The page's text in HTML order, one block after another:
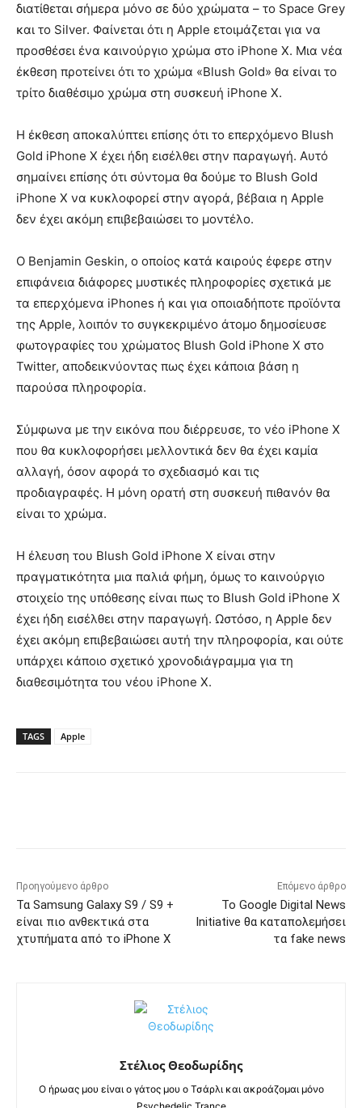
διατίθεται σήμερα μόνο σε δύο χρώματα – το Space Grey
και το Silver. Φαίνεται ότι η Apple ετοιμάζεται για να
προσθέσει ένα καινούργιο χρώμα στο iPhone X. Μια νέα
έκθεση προτείνει ότι το χρώμα «Blush Gold» θα είναι το
τρίτο διαθέσιμο χρώμα στη συσκευή iPhone X.
Η έκθεση αποκαλύπτει επίσης ότι το επερχόμενο Blush
Gold iPhone X έχει ήδη εισέλθει στην παραγωγή. Αυτό
σημαίνει επίσης ότι σύντομα θα δούμε το Blush Gold
iPhone X να κυκλοφορεί στην αγορά, βέβαια η Apple
δεν έχει ακόμη επιβεβαιώσει το μοντέλο.
Ο Benjamin Geskin, ο οποίος κατά καιρούς έφερε στην
επιφάνεια διάφορες μυστικές πληροφορίες σχετικά με
τα επερχόμενα iPhones ή και για οποιαδήποτε προϊόντα
της Apple, λοιπόν το συγκεκριμένο άτομο δημοσίευσε
φωτογραφίες του χρώματος Blush Gold iPhone X στο
Twitter, αποδεικνύοντας πως έχει κάποια βάση η
παρούσα πληροφορία.
Σύμφωνα με την εικόνα που διέρρευσε, το νέο iPhone X
που θα κυκλοφορήσει μελλοντικά δεν θα έχει καμία
αλλαγή, όσον αφορά το σχεδιασμό και τις
προδιαγραφές. Η μόνη ορατή στη συσκευή πιθανόν θα
είναι το χρώμα.
Η έλευση του Blush Gold iPhone X είναι στην
πραγματικότητα μια παλιά φήμη, όμως το καινούργιο
στοιχείο της υπόθεσης είναι πως το Blush Gold iPhone X
έχει ήδη εισέλθει στην παραγωγή. Ωστόσο, η Apple δεν
έχει ακόμη επιβεβαιώσει αυτή την πληροφορία, και ούτε
υπάρχει κάποιο σχετικό χρονοδιάγραμμα για τη
διαθεσιμότητα του νέου iPhone X.
TAGS Apple
Προηγούμενο άρθρο
Τα Samsung Galaxy S9 / S9 +
είναι πιο ανθεκτικά στα
χτυπήματα από το iPhone X
Επόμενο άρθρο
Το Google Digital News
Initiative θα καταπολεμήσει
τα fake news
Στέλιος Θεοδωρίδης
Ο ήρωας μου είναι ο γάτος μου ο Τσάρλι και ακροάζομαι μόνο